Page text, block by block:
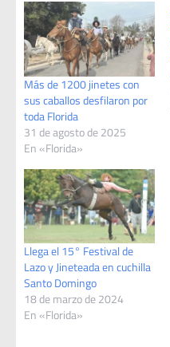
Más de 1200 jinetes con
sus caballos desfilaron por
toda Florida
31 de agosto de 2025
En «Florida»
Llega el 15° Festival de
Lazo y Jineteada en cuchilla
Santo Domingo
18 de marzo de 2024
En «Florida»